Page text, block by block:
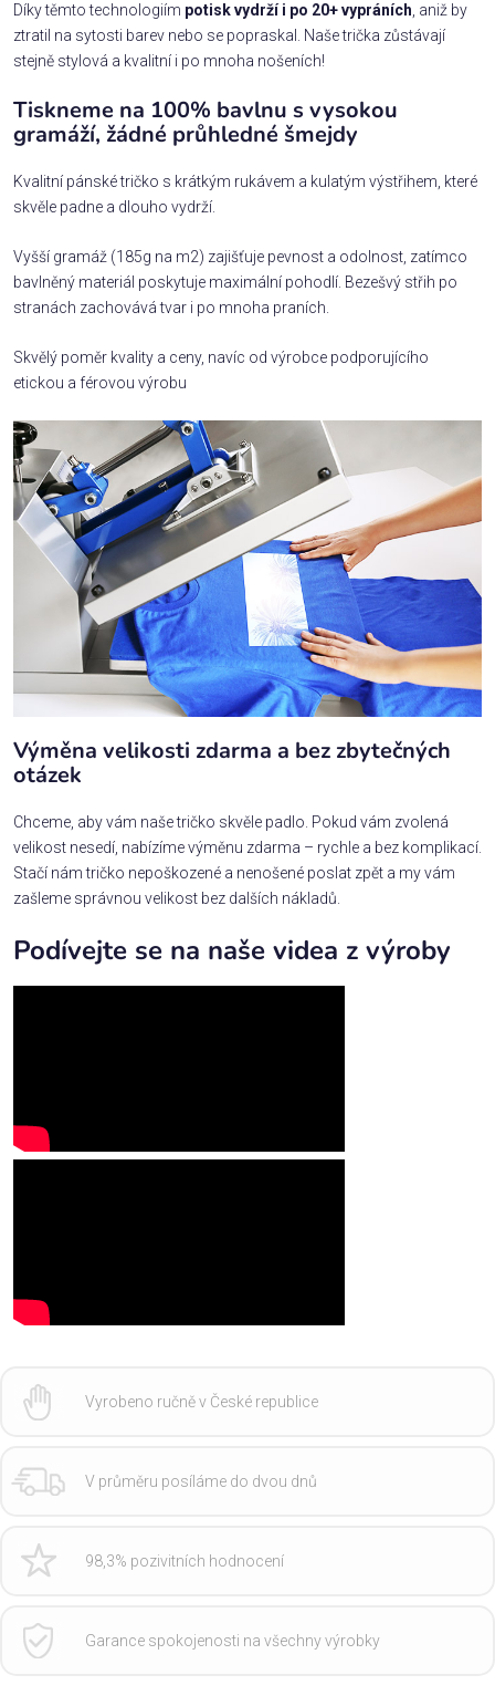
Díky těmto technologiím potisk vydrží i po 20+ vypráních, aniž by
ztratil na sytosti barev nebo se popraskal. Naše trička zůstávají
stejně stylová a kvalitní i po mnoha nošeních!
Tiskneme na 100% bavlnu s vysokou
gramáží, žádné průhledné šmejdy
Kvalitní pánské tričko s krátkým rukávem a kulatým výstřihem, které
skvěle padne a dlouho vydrží.
Vyšší gramáž (185g na m2) zajišťuje pevnost a odolnost, zatímco
bavlněný materiál poskytuje maximální pohodlí. Bezešvý střih po
stranách zachovává tvar i po mnoha praních.
Skvělý poměr kvality a ceny, navíc od výrobce podporujícího
etickou a férovou výrobu
Výměna velikosti zdarma a bez zbytečných
otázek
Chceme, aby vám naše tričko skvěle padlo. Pokud vám zvolená
velikost nesedí, nabízíme výměnu zdarma – rychle a bez komplikací.
Stačí nám tričko nepoškozené a nenošené poslat zpět a my vám
zašleme správnou velikost bez dalších nákladů.
Podívejte se na naše videa z výroby
Vyrobeno ručně v České republice
V průměru posíláme do dvou dnů
98,3% pozivitních hodnocení
Garance spokojenosti na všechny výrobky